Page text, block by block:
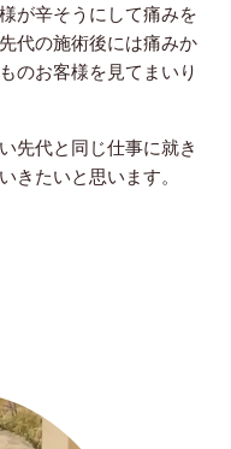
が辛そうにして痛みを
代の施術後には痛みか
のお客様を見てまいり
先代と同じ仕事に就き
きたいと思います。